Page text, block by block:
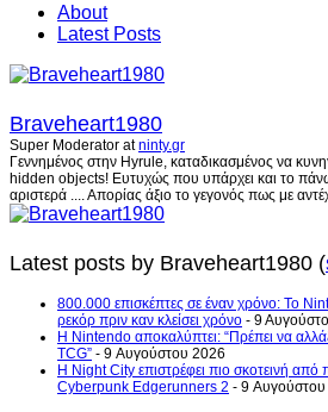
About
Latest Posts
Braveheart1980
Super Moderator atninty.gr
Γεννημένος στην Hyrule, καταδικασμένος να
hidden objects! Ευτυχώς που υπάρχει και το
αριστερά .... Απορίας άξιο το γεγονός πως με
Latest posts by Braveheart1980 (
800.000 επισκέπτες σε έναν χρόνο: Το
ρεκόρ πριν καν κλείσει χρόνο - 9
Η Nintendo αποκαλύπτει: “Πρέπει να
TCG” - 9 Αυγούστου 2026
Η Night City επιστρέφει πιο σκοτεινή από
Cyberpunk Edgerunners 2 - 9